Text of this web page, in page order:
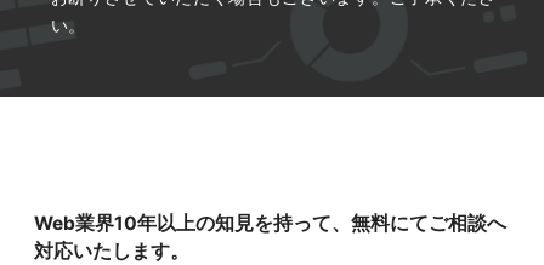
い。
Web業界10年以上の知見を持って、無料にてご相談へ
対応いたします。